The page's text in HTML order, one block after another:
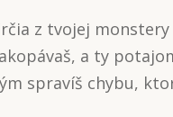
z tvojej
a ty
spravíš chybu,